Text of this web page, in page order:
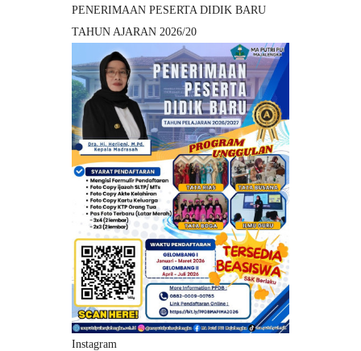
PENERIMAAN PESERTA DIDIK BARU
TAHUN AJARAN 2026/20
Instagram